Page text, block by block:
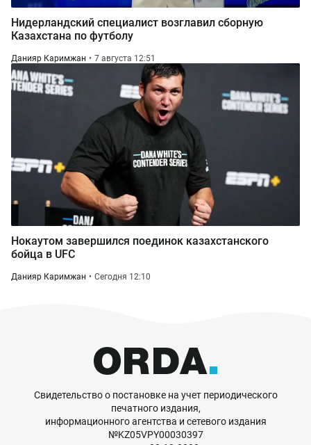
Нидерландский специалист возглавил сборную
Казахстана по футболу
Данияр Каримжан 7 августа 12:51
Нокаутом завершился поединок казахстанского
бойца в UFC
Данияр Каримжан Сегодня 12:10
Свидетельство о постановке на учет периодического
печатного издания,
информационного агентства и сетевого издания
№KZ05VPY00030397